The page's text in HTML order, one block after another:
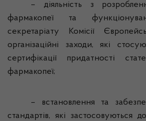
– діяльність з
фармакопеї та
секретаріату Комісії
організаційні заходи, які
сертифікації придатності
фармакопеї;
– встановлення та
стандартів, які застосовуються